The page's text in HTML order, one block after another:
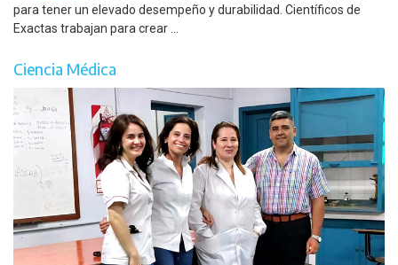
para tener un elevado desempeño y durabilidad. Científicos de
Exactas trabajan para crear ...
Ciencia Médica